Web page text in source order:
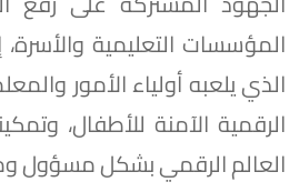
المؤسسات التعليمية والأسرة،
الذي يلعبه أولياء الأمور
الرقمية الآمنة للأطفال،
العالم الرقمي بشكل مسؤول